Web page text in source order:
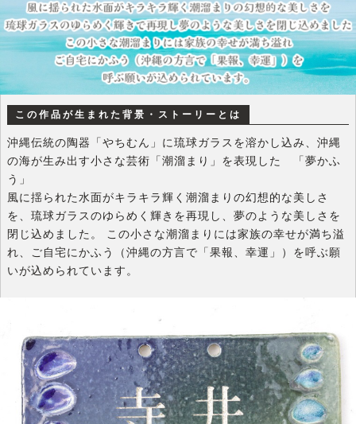
この作品が生まれた背景・ストーリーとは
沖縄伝統の陶器「やちむん」に琉球ガラスを溶かし込み、沖縄
の海が生み出す小さな芸術「潮溜まり」を表現した 「夢かふ
う」
風に揺られた水面がキラキラ輝く潮溜まりの幻想的な美しさ
を、琉球ガラスのゆらめく輝きを再現し、夢のような美しさを
閉じ込めました。 この小さな潮溜まりには家族の幸せが満ち溢
れ、ご自宅にかふう（沖縄の方言で「果報、幸運」）を呼ぶ願
いが込められています。